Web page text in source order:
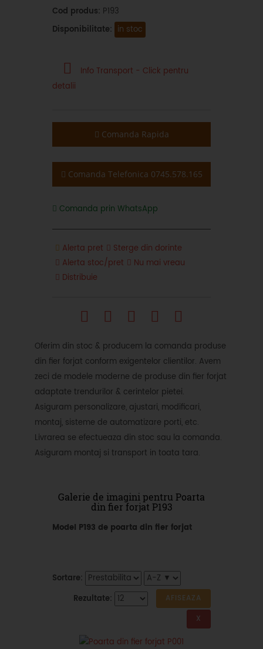
Cod produs: P193
Disponibilitate: in stoc
Info Transport - Click pentru
detalii
Comanda Rapida
Comanda Telefonica 0745.578.165
Comanda prin WhatsApp
Alerta pret
Sterge din dorinte
Alerta stoc/pret
Nu mai vreau
Distribuie
Oferim din stoc & producem la comanda produse
din fier forjat conform exigentelor clientilor. Avem
zeci de modele moderne de produse din fier forjat
adaptate trendurilor & cerintelor pietei.
Asiguram personalizare, ajustari, modificari,
montaj, sisteme de automatizare porti, etc.
Livrarea se efectueaza din stoc sau la comanda.
Asiguram montaj si transport in toata tara.
Galerie de imagini pentru Poarta
din fier forjat P193
Model P193 de poarta din fier forjat
Sortare:
Rezultate: